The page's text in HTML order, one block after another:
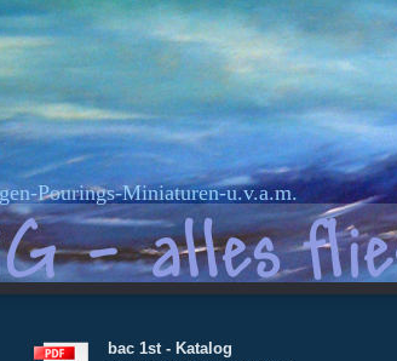
Pourings-Miniaturen-u.v.a.m.
bac 1st - Katalog